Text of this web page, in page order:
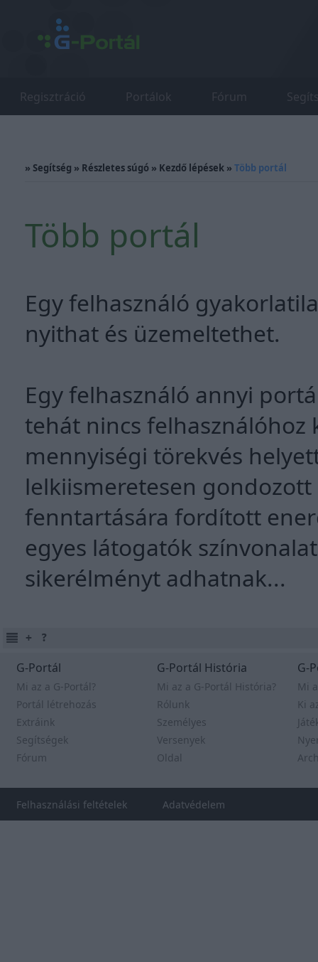
Regisztráció Portálok Fórum
» Segítség » Részletes súgó » Kezdő lépések » Több portál
Több portál
Egy felhasználó
nyithat és üzemeltethet.
Egy felhasználó annyi
tehát nincs felhasználóhoz
mennyiségi törekvés
lelkiismeretesen
fenntartására fordított
egyes látogatók
sikerélményt adhatnak...
G-Portál
Mi az a G-Portál?
Portál létrehozás
Extráink
Segítségek
Fórum
G-Portál História
Mi az a G-Portál História?
Rólunk
Személyes
Versenyek
Oldal
G-
Mi
Ki
Felhasználási feltételek Adatvédelem